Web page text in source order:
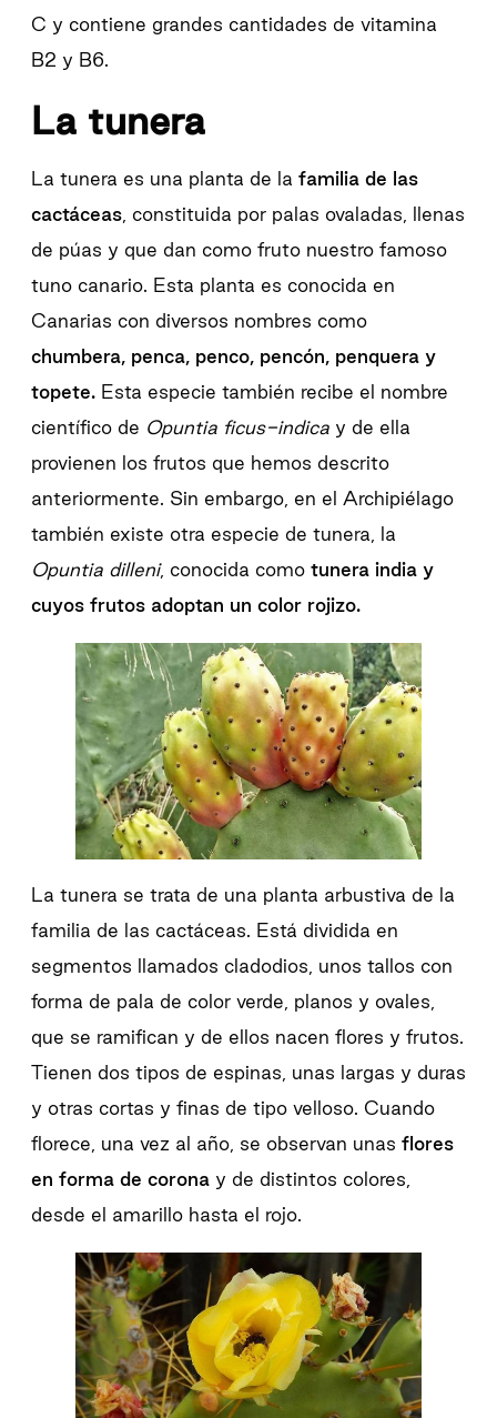
C y contiene grandes cantidades de vitamina
B2 y B6.
La tunera
La tunera es una planta de la familia de las
cactáceas, constituida por palas ovaladas, llenas
de púas y que dan como fruto nuestro famoso
tuno canario. Esta planta es conocida en
Canarias con diversos nombres como
chumbera, penca, penco, pencón, penquera y
topete.Esta especie también recibe el nombre
científico de Opuntia ficus-indicay de ella
provienen los frutos que hemos descrito
anteriormente. Sin embargo, en el Archipiélago
también existe otra especie de tunera, la
Opuntia dilleni, conocida como tunera india y
cuyos frutos adoptan un color rojizo.
La tunera se trata de una planta arbustiva de la
familia de las cactáceas. Está dividida en
segmentos llamados cladodios, unos tallos con
forma de pala de color verde, planos y ovales,
que se ramifican y de ellos nacen flores y frutos.
Tienen dos tipos de espinas, unas largas y duras
y otras cortas y finas de tipo velloso. Cuando
florece, una vez al año, se observan unas flores
en forma de coronay de distintos colores,
desde el amarillo hasta el rojo.